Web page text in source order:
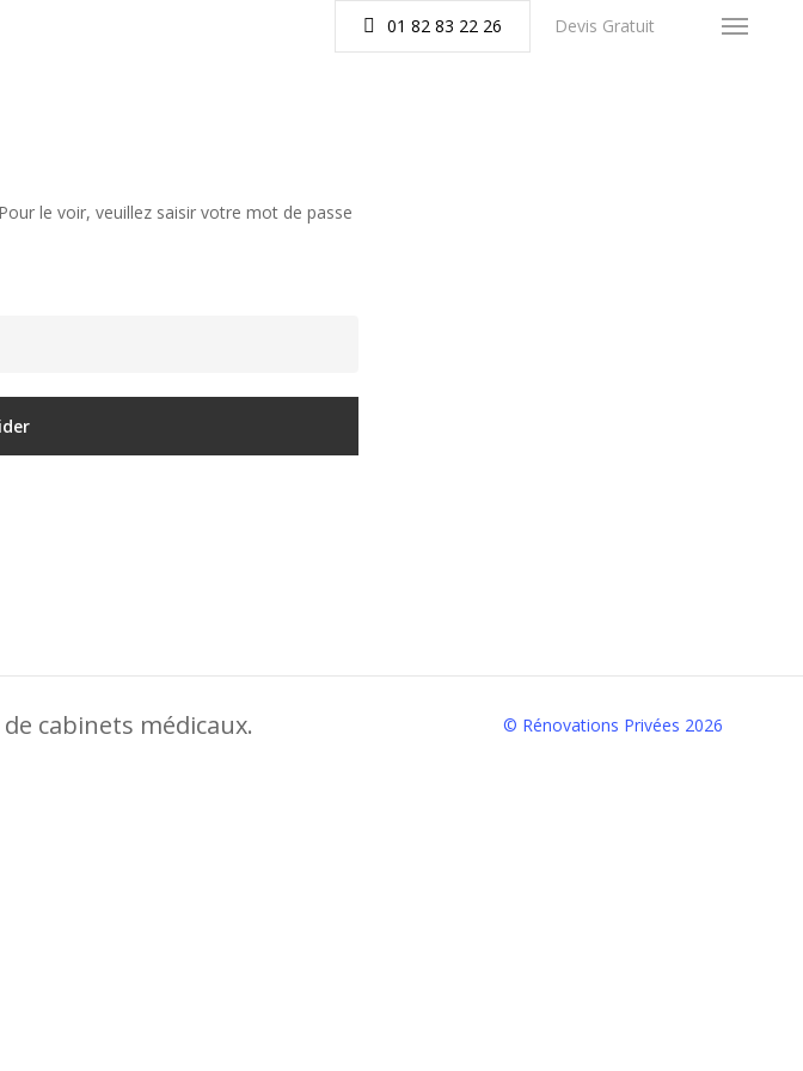
01 82 83 22 26 Devis Gratuit Menu
le voir, veuillez saisir votre mot de passe
cabinets médicaux. © Rénovations Privées 2026
FERMER